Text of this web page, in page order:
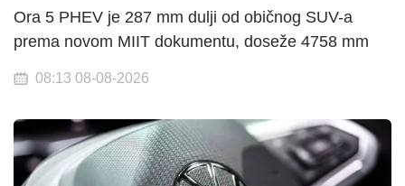
Ora 5 PHEV je 287 mm dulji od običnog SUV-a
prema novom MIIT dokumentu, doseže 4758 mm
08:13 08-08-2026